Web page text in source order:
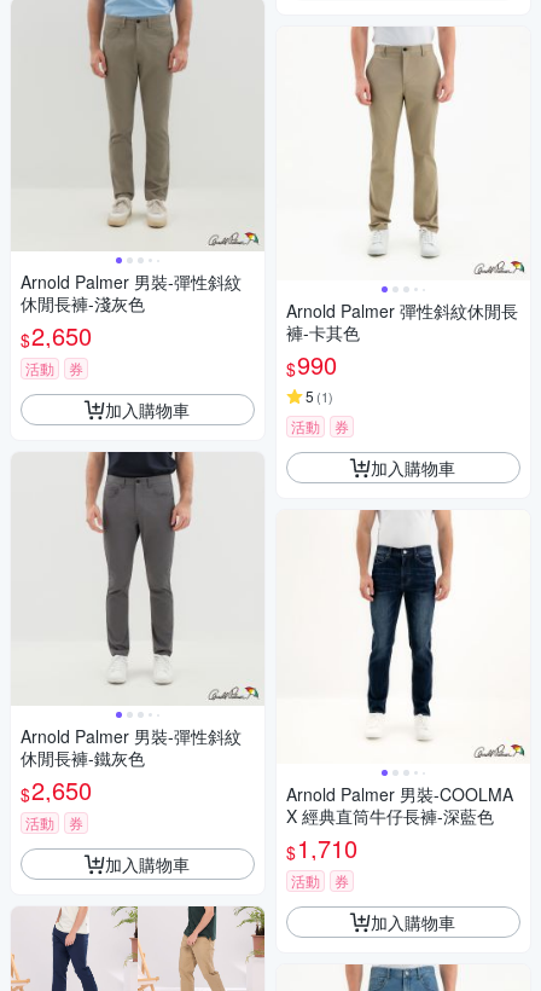
Arnold Palmer 男裝-彈性斜紋
休閒長褲-淺灰色
$2,650
活動 券
加入購物車
Arnold Palmer 男裝-彈性斜紋
休閒長褲-鐵灰色
$2,650
活動 券
加入購物車
Arnold Palmer 彈性斜紋休閒長
褲-卡其色
$990
5 (1)
活動 券
加入購物車
Arnold Palmer 男裝-COOLMA
X 經典直筒牛仔長褲-深藍色
$1,710
活動 券
加入購物車